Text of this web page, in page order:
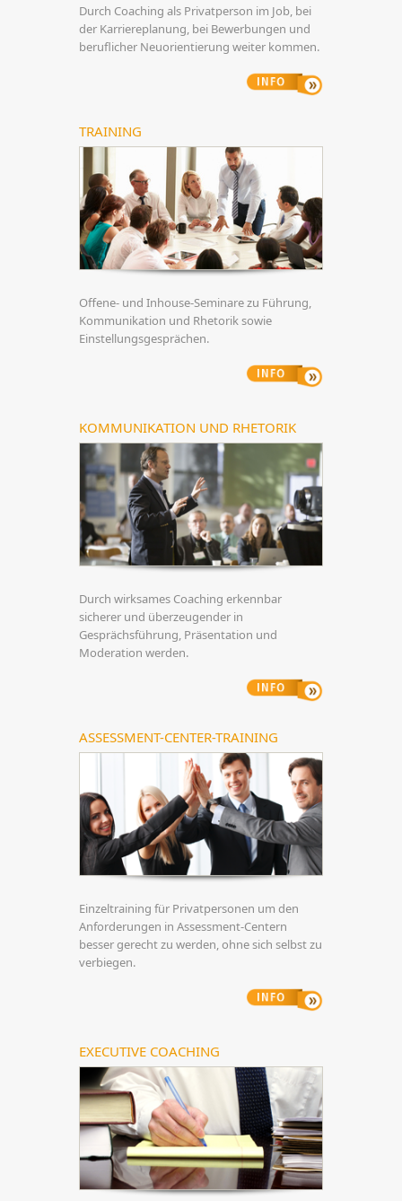
Durch Coaching als Privatperson im Job, bei
der Karriereplanung, bei Bewerbungen und
beruflicher Neuorientierung weiter kommen.
TRAINING
Offene- und Inhouse-Seminare zu Führung,
Kommunikation und Rhetorik sowie
Einstellungsgesprächen.
KOMMUNIKATION UND RHETORIK
Durch wirksames Coaching erkennbar
sicherer und überzeugender in
Gesprächsführung, Präsentation und
Moderation werden.
ASSESSMENT-CENTER-TRAINING
Einzeltraining für Privatpersonen um den
Anforderungen in Assessment-Centern
besser gerecht zu werden, ohne sich selbst zu
verbiegen.
EXECUTIVE COACHING